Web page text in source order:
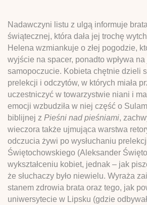
Nadawczyni listu z ulgą informuje
świątecznej, która dała jej trochę
Helena wzmiankuje o złej pogodzie,
wyjście na spacer, ponadto wpływa na
samopoczucie. Kobieta chętnie dzieli
prelekcji i odczytów, w których miała
uczestniczyć w towarzystwie niani i
emocji wzbudziła w niej część o
biblijnej z Pieśni nad pieśniami,
wieczora także ujmująca warstwa
odczucia żywi po wysłuchaniu
Świętochowskiego (Aleksander
wykształceniu kobiet, jednak – jak
że słuchaczy było niewielu. Wyraża
stanem zdrowia brata oraz tego, jak
uniwersytecie w Lipsku (gdzie